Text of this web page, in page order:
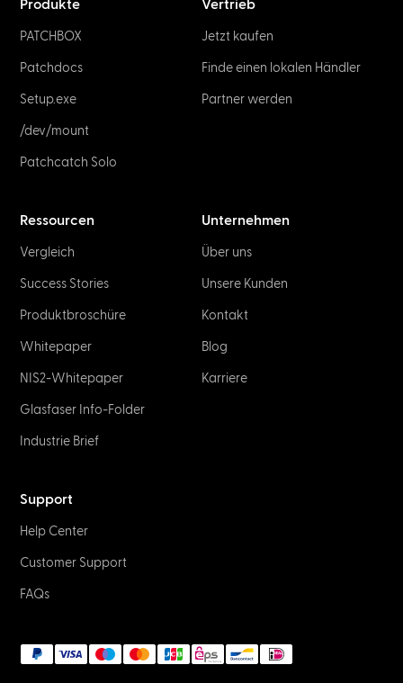
Produkte
PATCHBOX
Patchdocs
Setup.exe
/dev/mount
Patchcatch Solo
Vertrieb
Jetzt kaufen
Finde einen lokalen Händler
Partner werden
Ressourcen
Vergleich
Success Stories
Produkt­broschüre
Whitepaper
NIS2-Whitepaper
Glasfaser Info-Folder
Industrie Brief
Unternehmen
Über uns
Unsere Kunden
Kontakt
Blog
Karriere
Support
Help Center
Customer Support
FAQs